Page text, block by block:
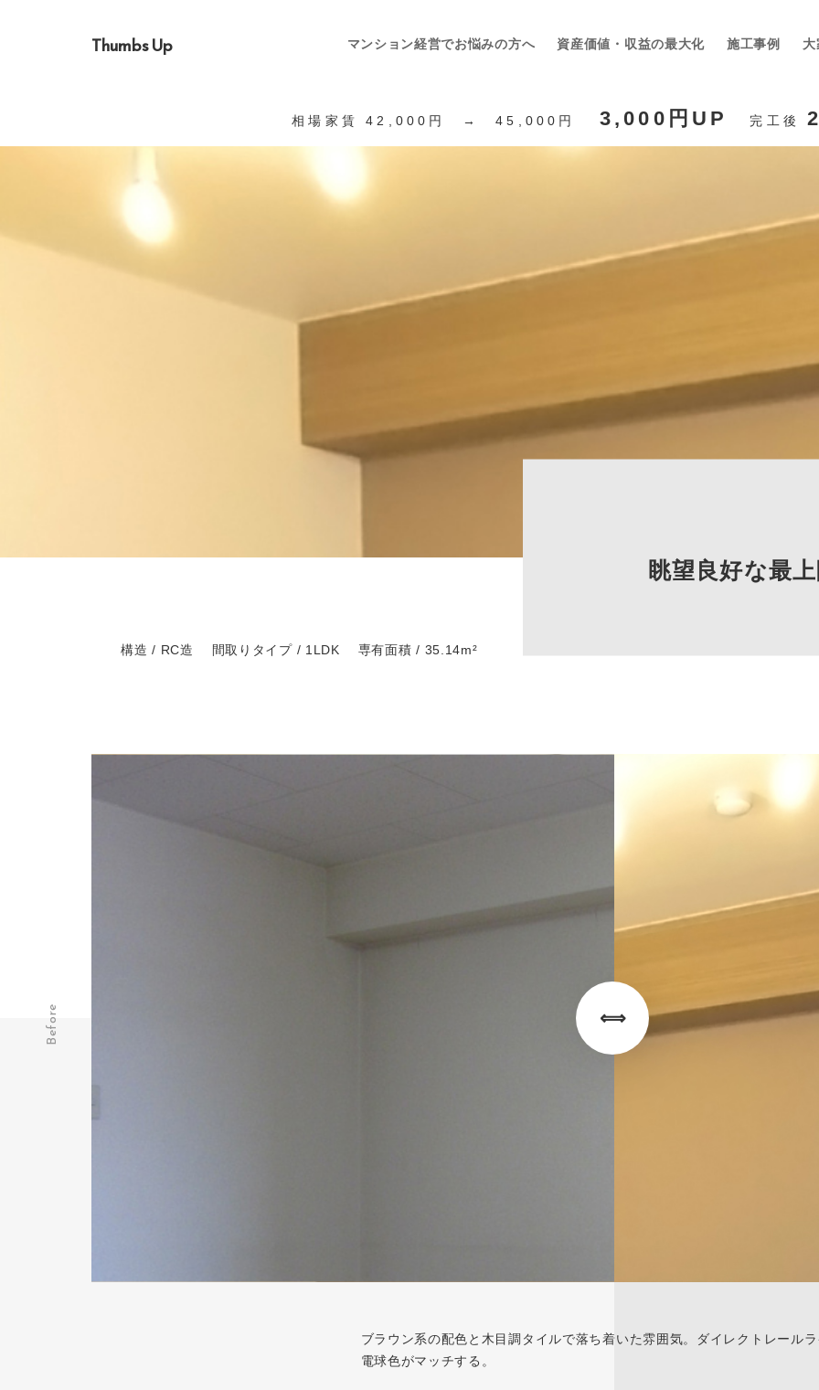
Thumbs Up マンション経営でお悩みの方へ 資産価値・収益の最大化 施工事例
相場家賃 42,000円 → 45,000円 3,000円UP 完工後
眺望良好な最
構造 / RC造 間取りタイプ / 1LDK 専有面積 / 35.14m²
Before
ブラウン系の配色と木目調タイルで落ち着いた雰囲気。ダイレクトレール
電球色がマッチする。